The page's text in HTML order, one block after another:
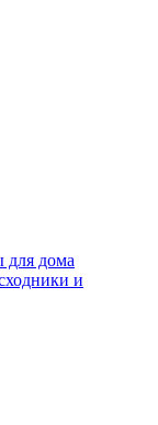
для дома
и